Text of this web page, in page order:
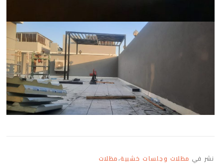
نشر في مظلات وجلسات خشبية،مظلات